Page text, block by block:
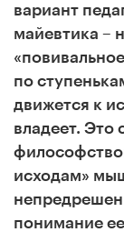
вариант
майевтика –
по
движется к
владеет. Это
исходам»
понимание